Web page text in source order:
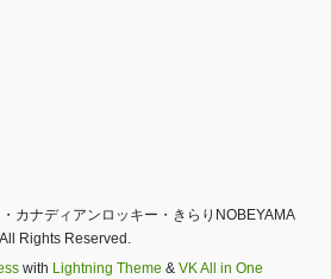
カナディアンロッキー・きらりNOBEYAMA
All Rights Reserved.
with Lightning Theme & VK All in One